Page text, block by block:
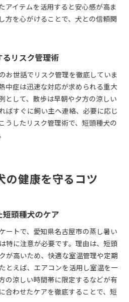
アイテムを活用すると安心感が高ま
方を心がけることで、犬との信頼関
リスク管理術
お世話でリスク管理を徹底していま
中症は迅速な対応が求められる重大
として、散歩は早朝や夕方の涼しい
ばすぐに飼い主へ連絡、必要に応じ
うしたリスク管理術で、短頭種犬の
の健康を守るコツ
頭種犬のケア
ートで、愛知県名古屋市の蒸し暑い
特に注意が必要です。理由は、短頭
が高いため、快適な室温管理や定期
とえば、エアコンを活用し室温を一
の涼しい時間帯に限定するなどが有
合わせたケアを徹底することで、短